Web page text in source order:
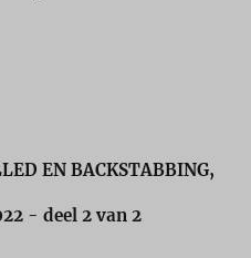
EN BACKSTABBING,
- deel 2 van 2